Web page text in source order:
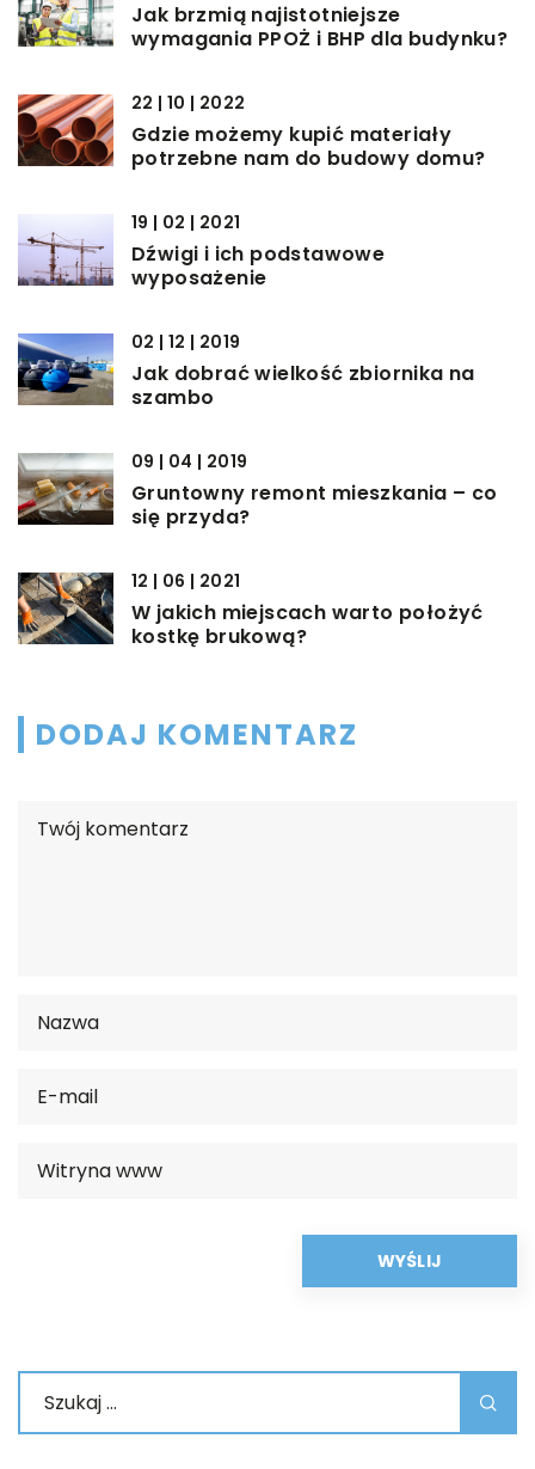
Jak brzmią najistotniejsze
wymagania PPOŻ i BHP dla budynku?
22 | 10 | 2022
Gdzie możemy kupić materiały
potrzebne nam do budowy domu?
19 | 02 | 2021
Dźwigi i ich podstawowe
wyposażenie
02 | 12 | 2019
Jak dobrać wielkość zbiornika na
szambo
09 | 04 | 2019
Gruntowny remont mieszkania – co
się przyda?
12 | 06 | 2021
W jakich miejscach warto położyć
kostkę brukową?
DODAJ KOMENTARZ